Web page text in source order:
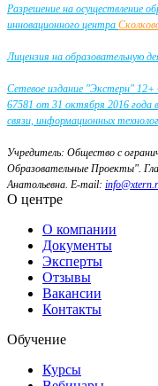
Разрешение на осуществление
инновационного центра
Лицензия на образовательную
Сетевое издание "Экстерн"
67581 от 31 октября 2016 года
связи, информационных
Учредитель: Общество с
Образовательные Проекты".
Анатольевна. E-mail:
О центре
О компании
Документы
Эксперты
Отзывы
Вакансии
Контакты
Обучение
Курсы